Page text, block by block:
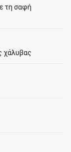
τη σαφή
χάλυβας